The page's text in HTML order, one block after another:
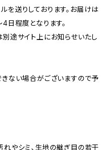
送りしております。お届けは
日程度となります。
途サイト上にお知らせいたし
ない場合がございますので予
やシミ、生地の継ぎ目の若干